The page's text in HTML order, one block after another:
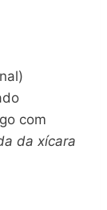
com
da xícara